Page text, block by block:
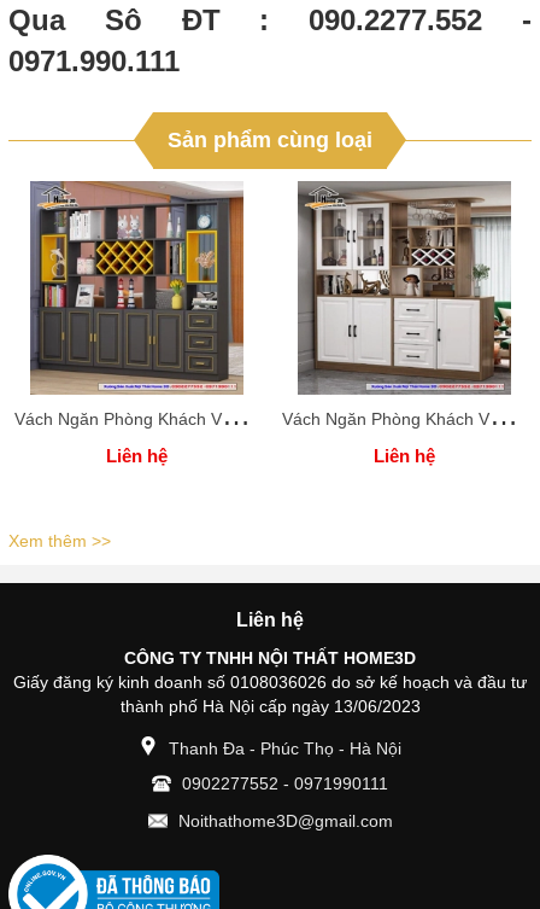
Qua Sô ĐT : 090.2277.552 -
0971.990.111
Sản phẩm cùng loại
V
ách Ngăn Phòng Khách Và Bếp ( Xưởng Nội Thất Home 3D )
Liên hệ
V
ách Ngăn Phòng Khách Và Bếp ( Xưởng Nội Thất Home 3D )
Liên hệ
Xem thêm >>
Liên hệ
CÔNG TY TNHH NỘI THẤT HOME3D
Giấy đăng ký kinh doanh số 0108036026 do sở kế hoạch và đầu tư
thành phố Hà Nội cấp ngày 13/06/2023
Thanh Đa - Phúc Thọ - Hà Nội
0902277552 - 0971990111
Noithathome3D@gmail.com